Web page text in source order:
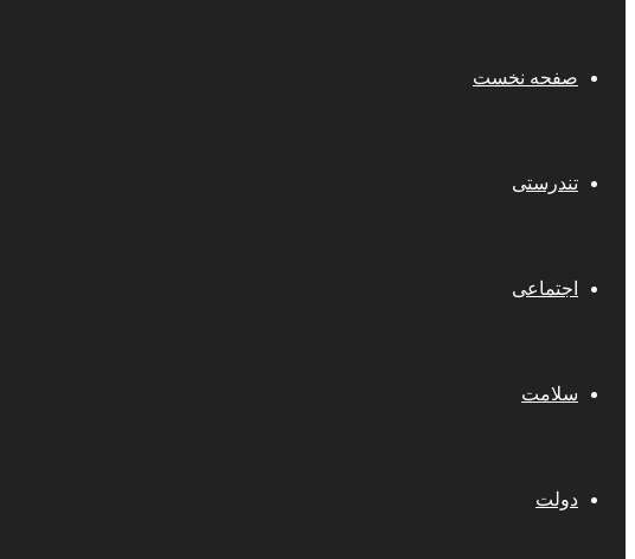
صفحه نخست
تندرستی
اجتماعی
سلامت
دولت